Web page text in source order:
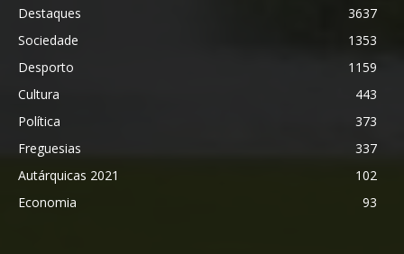
Destaques
3637
Sociedade
1353
Desporto
1159
Cultura
443
Política
373
Freguesias
337
Autárquicas 2021
102
Economia
93